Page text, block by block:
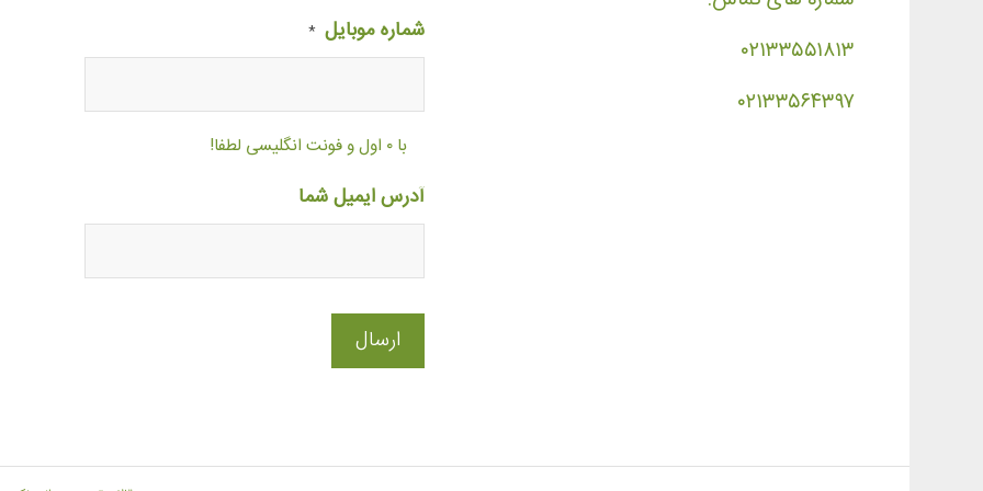
۰۲۱۳۳۵۵۱۸۱۳
۰۲۱۳۳۵۶۴۳۹۷
شماره موبایل *
با ۰ اول و فونت انگلیسی لطفا!
آدرس ایمیل شما